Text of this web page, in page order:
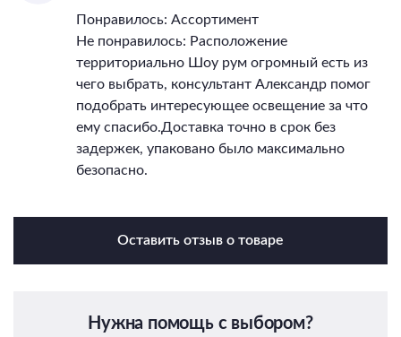
Понравилось: Ассортимент
Не понравилось: Расположение
территориально Шоу рум огромный есть из
чего выбрать, консультант Александр помог
подобрать интересующее освещение за что
ему спасибо.Доставка точно в срок без
задержек, упаковано было максимально
безопасно.
Оставить отзыв о товаре
Нужна помощь с выбором?